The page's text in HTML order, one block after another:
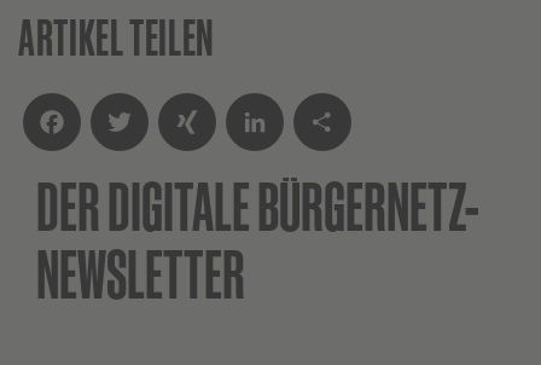
ARTIKEL TEILEN
FacebookTwitter XING LinkedInTeilen
DER DIGITALEBÜRGERNETZ-
NEWSLETTER